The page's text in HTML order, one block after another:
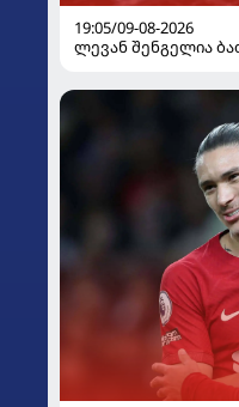
19:05/09-08-2026
ლევან შენგელია